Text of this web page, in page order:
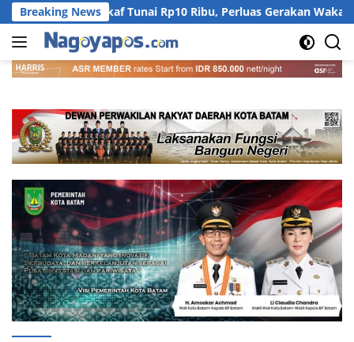
Langsung
ke
konten
Breaking News
Tunai Rp10 Ribu, Perluas Gerakan Wakaf Produktif